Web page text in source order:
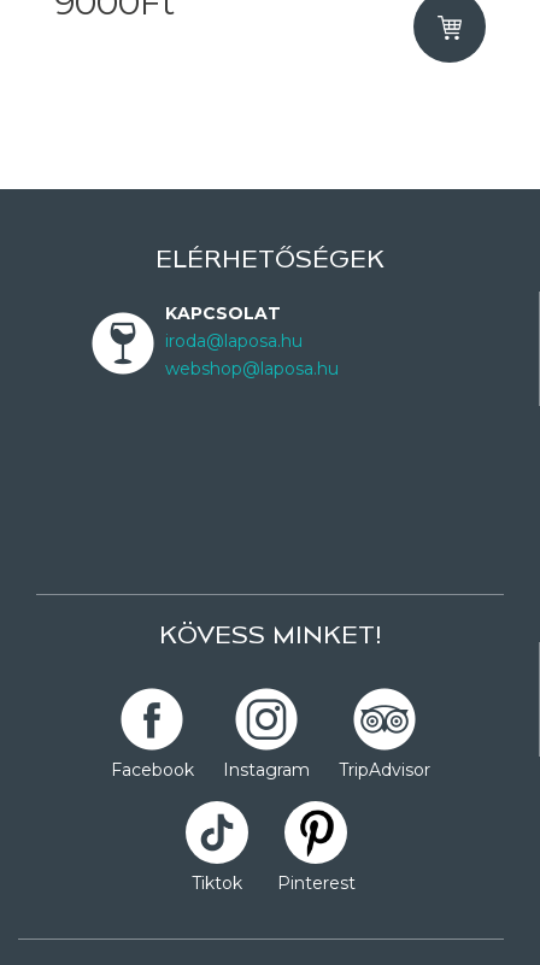
ELÉRHETŐSÉGEK
KAPCSOLAT
iroda@laposa.hu
webshop@laposa.hu
KÖVESS MINKET!
Facebook Instagram TripAdvisor
Tiktok Pinterest